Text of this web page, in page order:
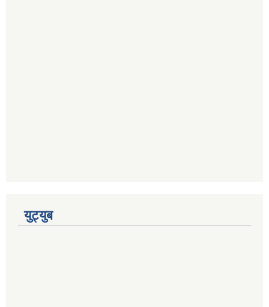
युट्युब